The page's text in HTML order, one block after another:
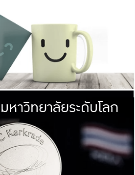
ให้กับประชาชน
มหาวิทยา
พร้อมที่จ
และผลักดันในการใช้ระบบส
เพื่อการทำงานแ
มหาวิทยาลัยระดับโลก